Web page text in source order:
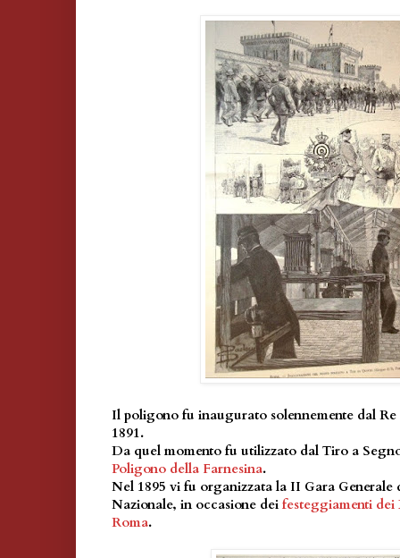
Il poligono fu inaugurato solennemente dal
1891.
Da quel momento fu utilizzato dal Tiro a
Poligono della Farnesina.
Nel 1895 vi fu organizzata la II Gara Generale
Nazionale, in occasione dei festeggiamenti
Roma.